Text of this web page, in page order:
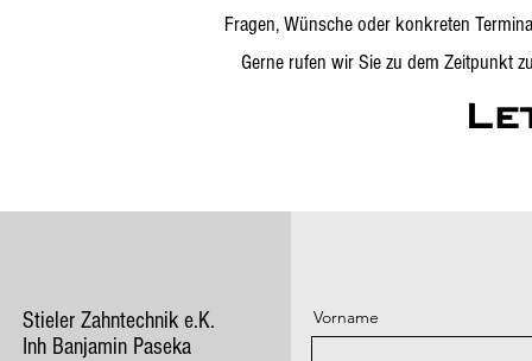
Fragen, Wünsche oder konkreten
Gerne rufen wir Sie zu dem Zeitpunkt
Stieler Zahntechnik e.K.
Inh Banjamin Paseka
Vorname